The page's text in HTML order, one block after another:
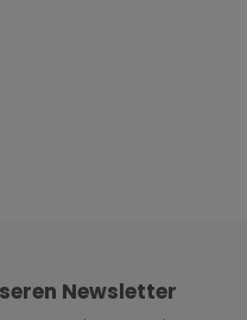
Newsletter